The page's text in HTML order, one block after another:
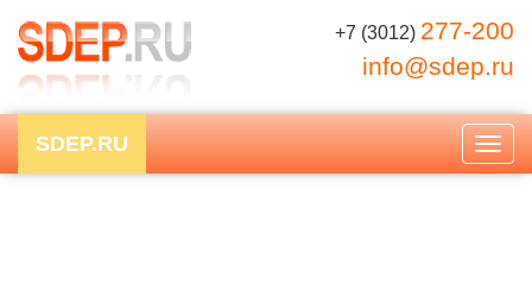
+7 (3012) 277-200
info@sdep.ru
SDEP.RU